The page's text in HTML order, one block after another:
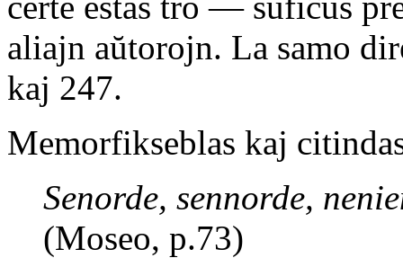
aliajn aŭtorojn. La samo
kaj 247.
Memorfikseblas kaj
Senorde, sennorde,
(Moseo, p.73)